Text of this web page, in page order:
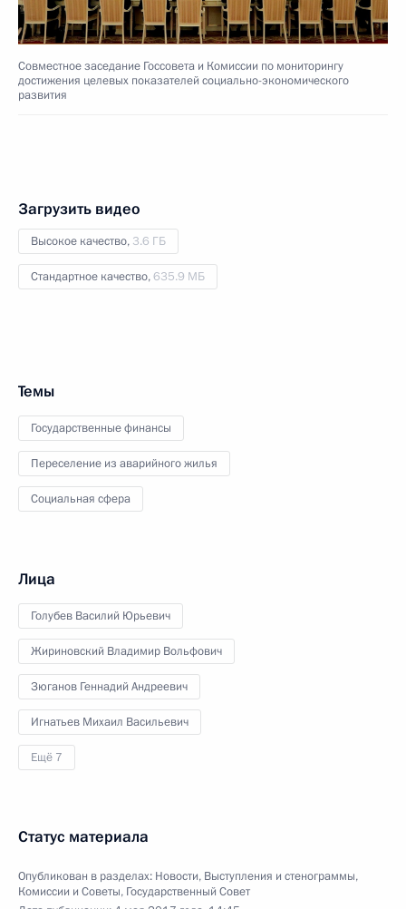
Совместное заседание Госсовета и Комиссии по мониторингу
достижения целевых показателей социально-экономического
развития
Загрузить видео
Высокое качество, 3.6 ГБ
Стандартное качество,635.9 МБ
Темы
Государственные финансы
Переселение из аварийного жилья
Социальная сфера
Лица
Голубев Василий Юрьевич
Жириновский Владимир Вольфович
Зюганов Геннадий Андреевич
Игнатьев Михаил Васильевич
Ещё 7
Статус материала
Опубликован в разделах: Новости, Выступления и стенограммы,
Комиссии и Советы, Государственный Совет